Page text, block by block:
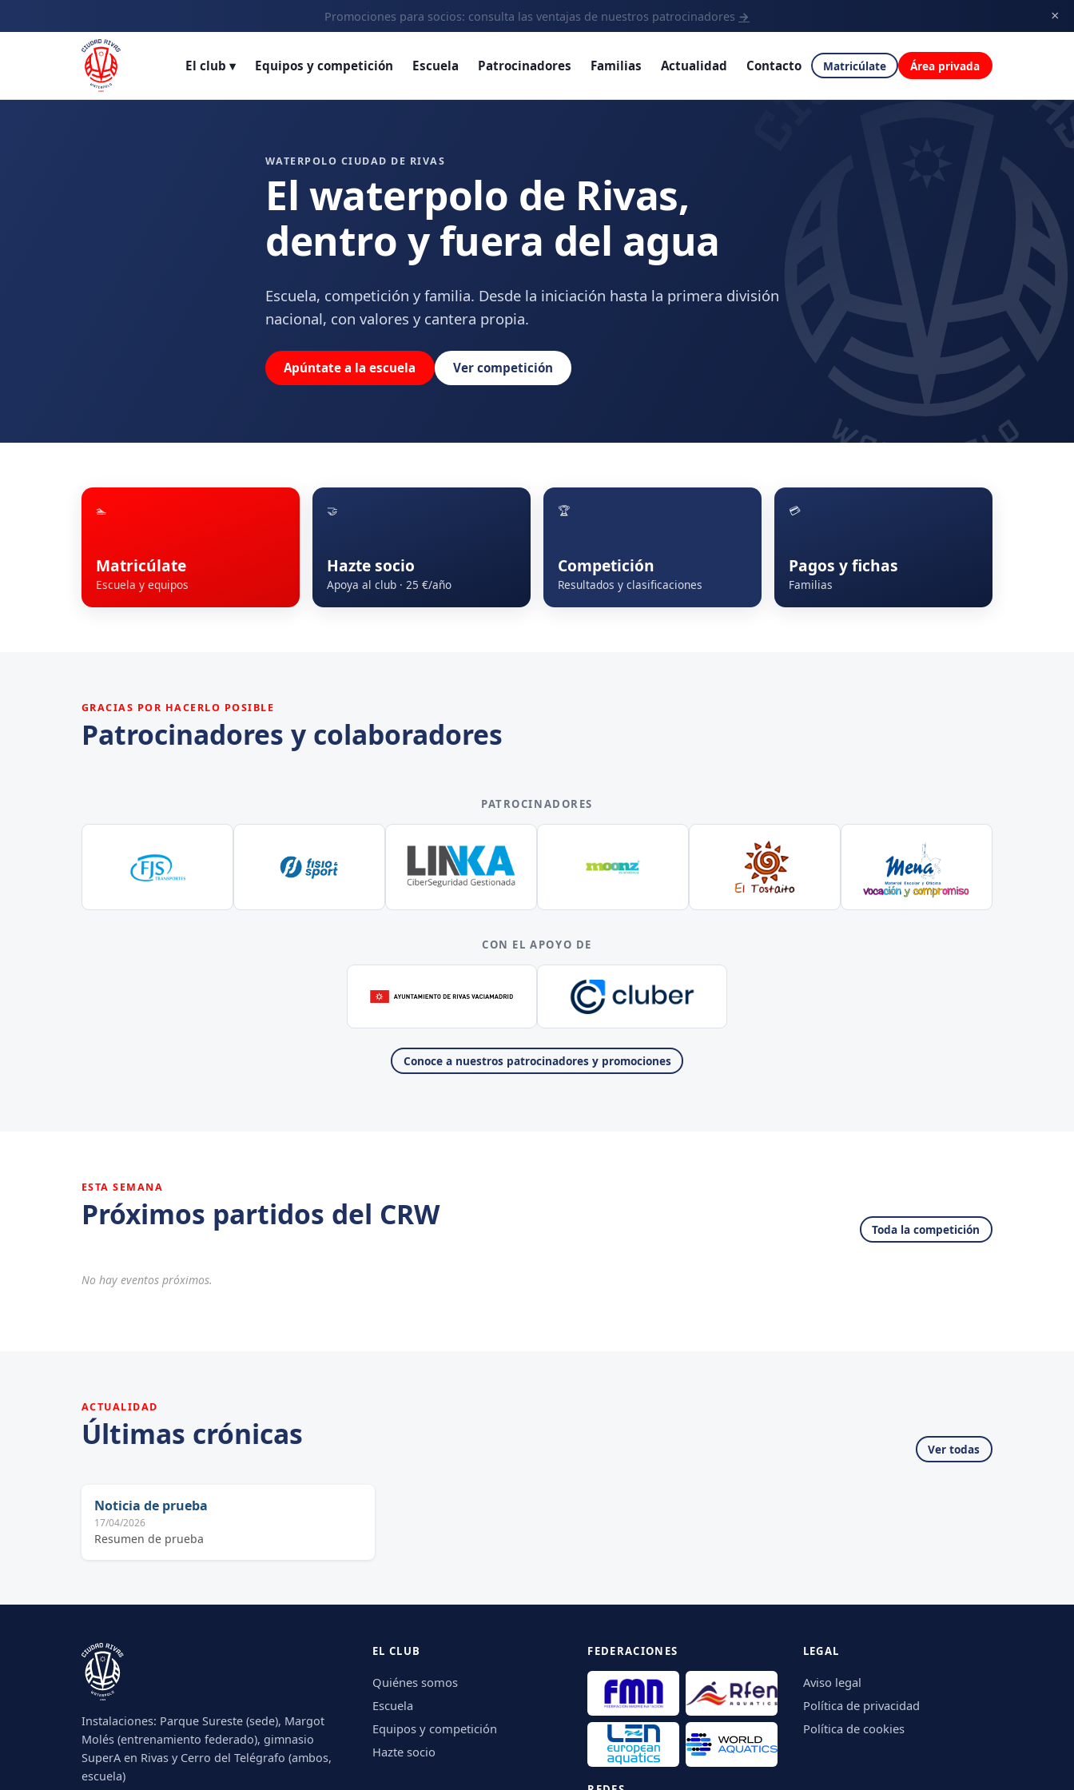
Promociones para socios: consulta las ventajas de nuestros patrocinadores → ×
El club ▾ Equipos y competición Escuela Patrocinadores Familias Actualidad Contacto Matricúlate Área privada
WATERPOLO CIUDAD DE RIVAS
El waterpolo de Rivas,
dentro y fuera del agua
Escuela, competición y familia. Desde la iniciación hasta la primera división
nacional, con valores y cantera propia.
Apúntate a la escuela Ver competición
🏊
Matricúlate
Escuela y equipos
🤝
Hazte socio
Apoya al club · 25 €/año
🏆
Competición
Resultados y clasificaciones
💳
Pagos y fichas
Familias
GRACIAS POR HACERLO POSIBLE
Patrocinadores y colaboradores
PATROCINADORES
CON EL APOYO DE
Conoce a nuestros patrocinadores y promociones
ESTA SEMANA
Próximos partidos del CRW Toda la competición
No hay eventos próximos.
ACTUALIDAD
Últimas crónicas Ver todas
Noticia de prueba
17/04/2026
Resumen de prueba
Instalaciones: Parque Sureste (sede), Margot
Molés (entrenamiento federado), gimnasio
SuperA en Rivas y Cerro del Telégrafo (ambos,
escuela)
EL CLUB
Quiénes somos
Escuela
Equipos y competición
Hazte socio
FEDERACIONES LEGAL
Aviso legal
Política de privacidad
Política de cookies